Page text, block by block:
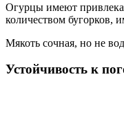
Огурцы имеют
количеством бугорков,
Мякоть сочная, но не
Устойчивость к